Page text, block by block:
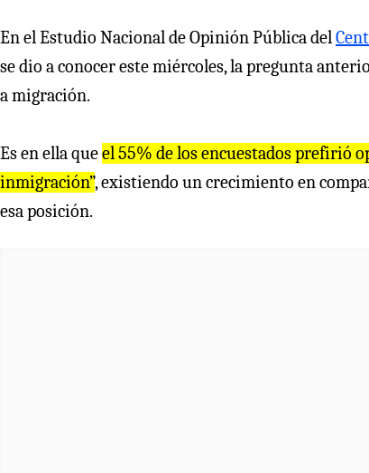
En el Estudio Nacional de Opinión Pública del
se dio a conocer este miércoles, la pregunta
a migración.
Es en ella queel 55% de los encuestados prefirió
inmigración”, existiendo un crecimiento en
esa posición.